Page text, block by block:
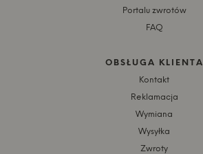
Portalu zwrotów
FAQ
OBSŁUGA KLIENTA
Kontakt
Reklamacja
Wymiana
Wysyłka
Zwroty